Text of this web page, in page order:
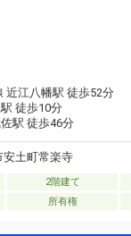
近江八幡駅 徒歩52分
徒歩10分
駅 徒歩46分
安土町常楽寺
2階建て
所有権